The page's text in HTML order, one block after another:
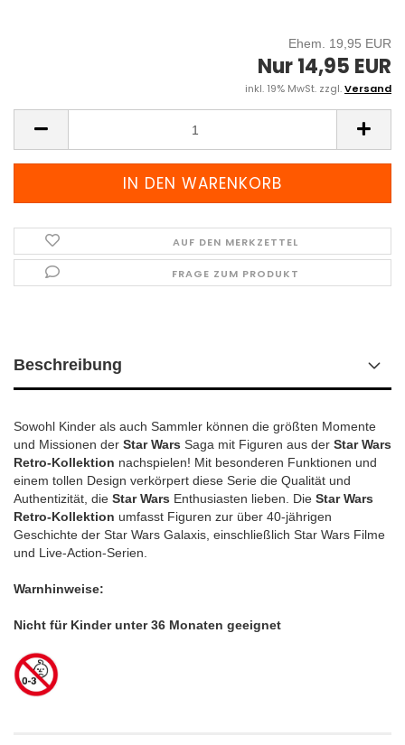
Ehem. 19,95 EUR
Nur 14,95 EUR
inkl. 19% MwSt. zzgl.Versand
AUF DEN MERKZETTEL
FRAGE ZUM PRODUKT
Beschreibung
Sowohl Kinder als auch Sammler können die größten Momente
und Missionen der Star Wars Saga mit Figuren aus der Star Wars
Retro-Kollektion nachspielen! Mit besonderen Funktionen und
einem tollen Design verkörpert diese Serie die Qualität und
Authentizität, die Star Wars Enthusiasten lieben. Die Star Wars
Retro-Kollektion umfasst Figuren zur über 40-jährigen
Geschichte der Star Wars Galaxis, einschließlich Star Wars Filme
und Live-Action-Serien.
Warnhinweise:
Nicht für Kinder unter 36 Monaten geeignet